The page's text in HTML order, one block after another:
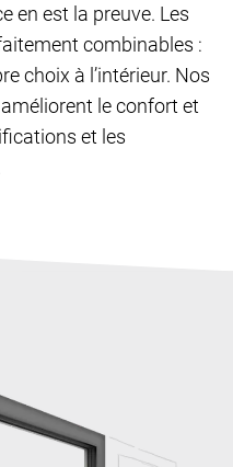
en est la preuve. Les
combinables :
choix à l’intérieur. Nos
le confort et
et les